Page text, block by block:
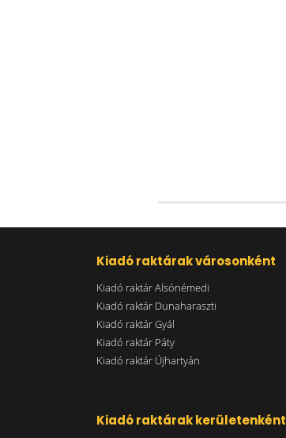
Kiadó raktárak városonként
Kiadó raktár Alsónémedi
Kiadó raktár Dunaharaszti
Kiadó raktár Gyál
Kiadó raktár Páty
Kiadó raktár Újhartyán
Kiadó raktárak kerületenként